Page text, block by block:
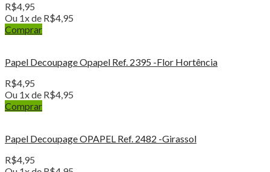
R$4,95
Ou 1x de R$4,95
Comprar
Papel Decoupage Opapel Ref. 2395 -Flor Hortência
R$4,95
Ou 1x de R$4,95
Comprar
Papel Decoupage OPAPEL Ref. 2482 -Girassol
R$4,95